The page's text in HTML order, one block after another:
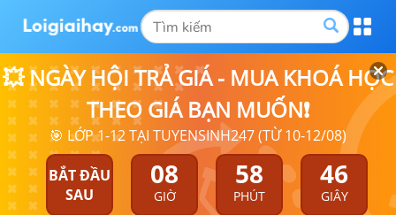
💥 NGÀY HỘI TRẢ GIÁ - MUA KHOÁ HỌC
THEO GIÁ BẠN MUỐN❗
🎯 LỚP 1-12 TẠI TUYENSINH247 (TỪ 10-12/08)
BẮT ĐẦU
SAU
08
GIỜ
58
PHÚT
46
GIÂY